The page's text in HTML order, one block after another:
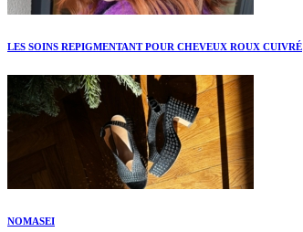
LES SOINS REPIGMENTANT POUR CHEVEUX ROUX CUIVRÉ
NOMASEI